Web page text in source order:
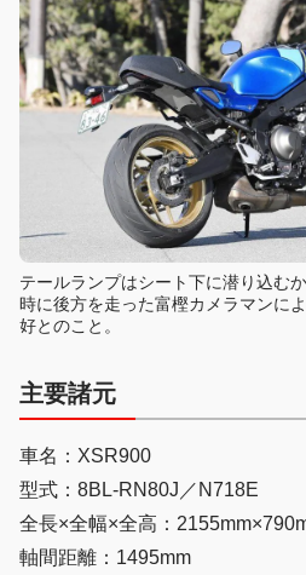
テールランプはシート下に潜り込む
時に後方を走った富樫カメラマンに
好とのこと。
主要諸元
車名：XSR900
型式：8BL-RN80J／N718E
全長×全幅×全高：
軸間距離：1495mm